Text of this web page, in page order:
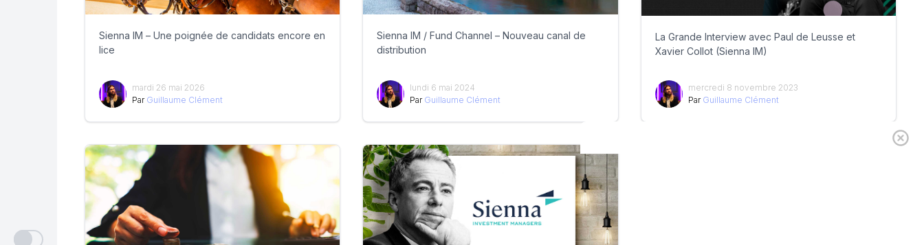
Sienna IM – Une poignée de candidats encore en
lice
mardi 26 mai 2026
Par Guillaume Clément
Sienna IM / Fund Channel – Nouveau canal de
distribution
lundi 6 mai 2024
Par Guillaume Clément
La Grande Interview avec Paul de Leusse et
Xavier Collot (Sienna IM)
mercredi 8 novembre 2023
Par Guillaume Clément